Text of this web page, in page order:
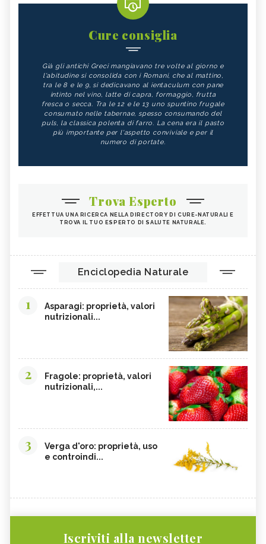
Cure consiglia
Già gli antichi Greci mangiavano tre volte al giorno e
l'abitudine si consolida con i Romani, che al mattino,
tra le 8 e le 9, si dedicavano al ientaculum con pane
intinto nel vino, latte di capra, formaggio, frutta
fresca o secca. Tra le 12 e le 13 uno spuntino frugale
consumato nelle tabernae, spesso consumando del
puls, la classica polenta di farro. La cena era il pasto
più importante per l'aspetto conviviale e per il
numero di portate.
Trova Esperto
EFFETTUA UNA RICERCA NELLA DIRECTORY DI CURE-NATURALI E
TROVA IL TUO ESPERTO DI SALUTE NATURALE.
Enciclopedia Naturale
1
Asparagi: proprietà, valori
nutrizionali...
2
Fragole: proprietà, valori
nutrizionali,...
3
Verga d'oro: proprietà, uso
e controindi...
Iscriviti alla newsletter